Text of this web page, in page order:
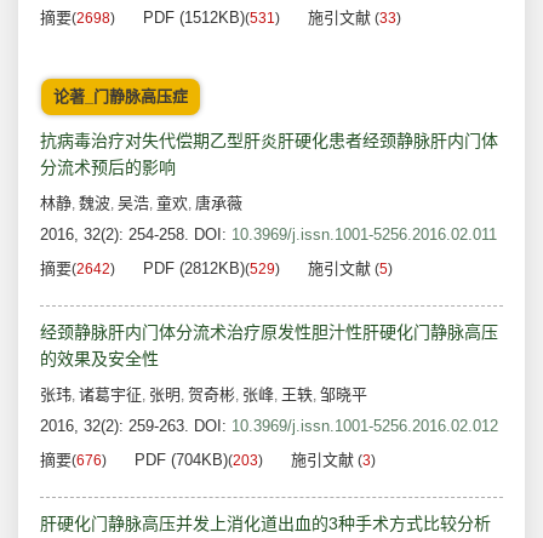
摘要(2698) PDF (1512KB)(531) 施引文献 (33)
论著_门静脉高压症
抗病毒治疗对失代偿期乙型肝炎肝硬化患者经颈静脉肝内门体
分流术预后的影响
林静, 魏波, 吴浩, 童欢, 唐承薇
2016, 32(2): 254-258. DOI: 10.3969/j.issn.1001-5256.2016.02.011
摘要(2642) PDF (2812KB)(529) 施引文献 (5)
经颈静脉肝内门体分流术治疗原发性胆汁性肝硬化门静脉高压
的效果及安全性
张玮, 诸葛宇征, 张明 , 贺奇彬, 张峰, 王轶, 邹晓平
2016, 32(2): 259-263. DOI: 10.3969/j.issn.1001-5256.2016.02.012
摘要(676) PDF (704KB)(203) 施引文献 (3)
肝硬化门静脉高压并发上消化道出血的3种手术方式比较分析